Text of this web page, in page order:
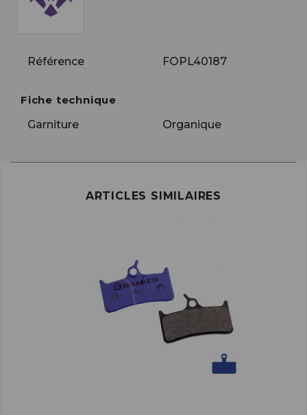
Référence FOPL40187
Fiche technique
Garniture
Organique
ARTICLES SIMILAIRES